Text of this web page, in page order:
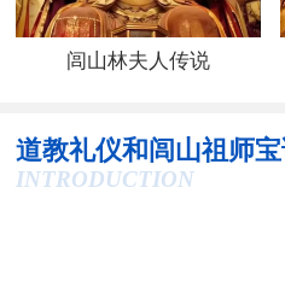
闾山林夫人传说
道教礼仪和闾山祖师
INTRODUCTION